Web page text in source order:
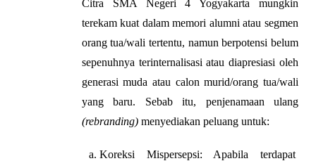
Citra SMA Negeri 4 Yogyakarta mungkin
terekam kuat dalam memori alumni atau segmen
orang tua/wali tertentu, namun berpotensi belum
sepenuhnya terinternalisasi atau diapresiasi oleh
generasi muda atau calon murid/orang tua/wali
(rebranding) menyediakan peluang untuk:
Koreksi Mispersepsi: Apabila terdapat